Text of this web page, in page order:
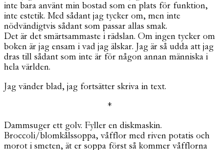
inte bara använt min bostad som en plats för funktion,
inte estetik. Med sådant jag tycker om, men inte
nödvändigtvis sådant som passar allas smak.
Det är det smärtsammaste i rädslan. Om ingen tycker om
boken är jag ensam i vad jag älskar. Jag är så udda att jag
dras till sådant som inte är för någon annan människa i
hela världen.
Jag vänder blad, jag fortsätter skriva in text.
*
Dammsuger ett golv. Fyller en diskmaskin.
Broccoli/blomkålssoppa, våfflor med riven potatis och
morot i smeten, ät er soppa först så kommer våfflorna